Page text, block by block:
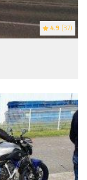
4.9 (37)